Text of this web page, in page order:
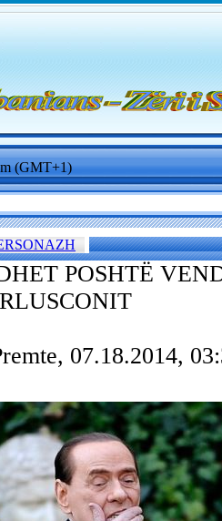
(GMT+1)
POSHTË
07.18.2014,